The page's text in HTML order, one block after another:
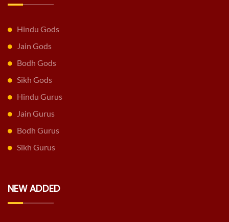
Hindu Gods
Jain Gods
Bodh Gods
Sikh Gods
Hindu Gurus
Jain Gurus
Bodh Gurus
Sikh Gurus
NEW ADDED